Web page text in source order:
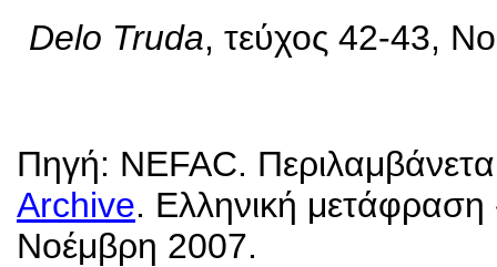
Delo Truda, τεύχος 42-43,
Πηγή: NEFAC.
Archive. Ελληνική
Νοέμβρη 2007.